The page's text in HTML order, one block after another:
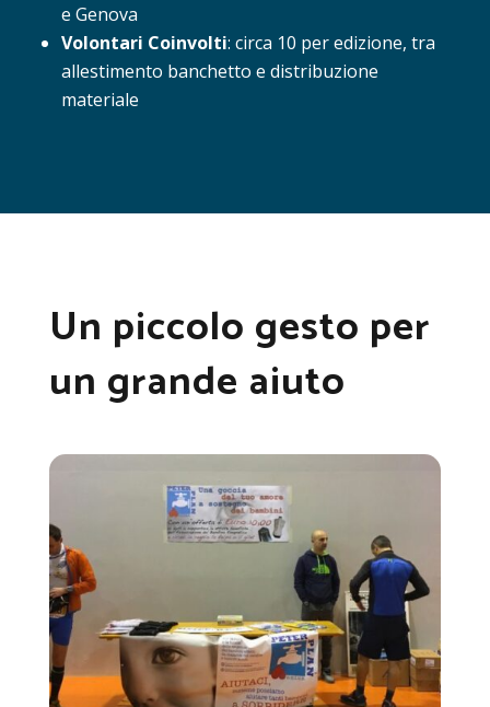
e Genova
Volontari Coinvolti: circa 10 per edizione, tra
allestimento banchetto e distribuzione
materiale
Un piccolo gesto per
un grande aiuto